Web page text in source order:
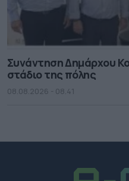
Συνάντηση Δημάρχου
στάδιο της πόλης
08.08.2026 - 08.41